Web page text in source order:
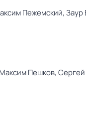
Пежемский,Заур
Максим Пешков,